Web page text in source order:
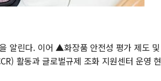
알린다. 이어 ▲화장품 안전성 평가 제도 및
활동과 글로벌규제 조화 지원센터 운영 현